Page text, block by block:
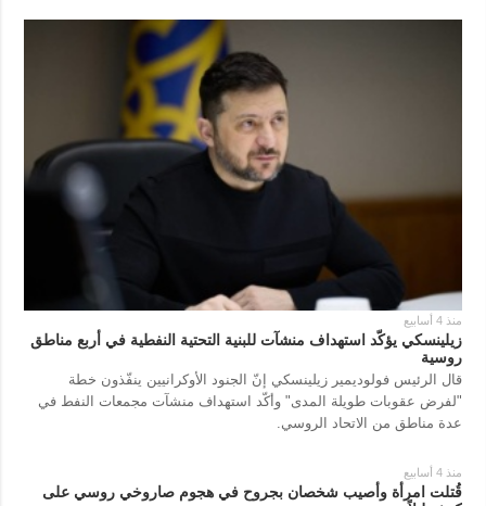
منذ 4 أسابيع
زيلينسكي يؤكّد استهداف منشآت للبنية التحتية النفطية في أربع مناطق
روسية
قال الرئيس فولوديمير زيلينسكي إنّ الجنود الأوكرانيين ينفّذون خطة
"لفرض عقوبات طويلة المدى" وأكّد استهداف منشآت مجمعات النفط في
عدة مناطق من الاتحاد الروسي.
منذ 4 أسابيع
قُتلت امرأة وأصيب شخصان بجروح في هجوم صاروخي روسي على